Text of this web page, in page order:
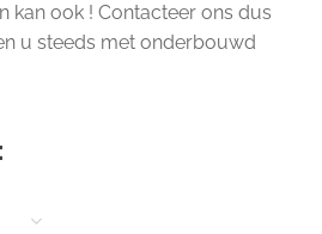
kan ook ! Contacteer ons dus
u steeds met onderbouwd